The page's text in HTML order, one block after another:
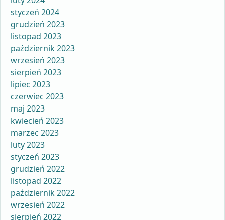
styczeń 2024
grudzień 2023
listopad 2023
październik 2023
wrzesień 2023
sierpień 2023
lipiec 2023
czerwiec 2023
maj 2023
kwiecień 2023
marzec 2023
luty 2023
styczeń 2023
grudzień 2022
listopad 2022
październik 2022
wrzesień 2022
sierpień 2022